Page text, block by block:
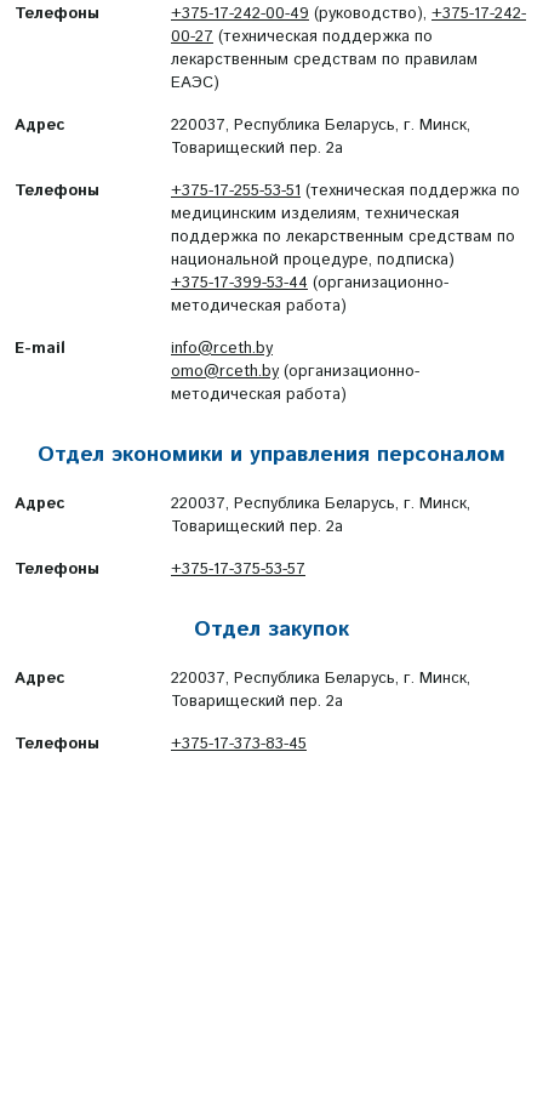
Телефоны
+375-17-242-00-49 (руководство), +375-17-242-
00-27 (техническая поддержка по
лекарственным средствам по правилам
ЕАЭС)
Адрес
220037, Республика Беларусь, г. Минск,
Товарищеский пер. 2а
Телефоны
+375-17-255-53-51 (техническая поддержка по
медицинским изделиям, техническая
поддержка по лекарственным средствам по
национальной процедуре, подписка)
+375-17-399-53-44 (организационно-
методическая работа)
E-mail
info@rceth.by
omo@rceth.by (организационно-
методическая работа)
Отдел экономики и управления персоналом
Адрес
220037, Республика Беларусь, г. Минск,
Товарищеский пер. 2а
Телефоны
+375-17-375-53-57
Отдел закупок
Адрес
220037, Республика Беларусь, г. Минск,
Товарищеский пер. 2а
Телефоны
+375-17-373-83-45